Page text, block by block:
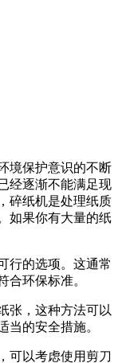
境保护意识的不断
经逐渐不能满足现
碎纸机是处理纸质
如果你有大量的纸
行的选项。这通常
合环保标准。
张，这种方法可以
当的安全措施。
可以考虑使用剪刀